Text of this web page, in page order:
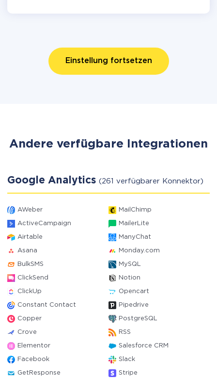
Einstellung fortsetzen
Andere verfügbare Integrationen
Google Analytics (261 verfügbarer Konnektor)
AWeber MailChimp
ActiveCampaign MailerLite
Airtable ManyChat
Asana Monday.com
BulkSMS MySQL
ClickSend Notion
ClickUp Opencart
Constant Contact Pipedrive
Copper PostgreSQL
Crove RSS
Elementor Salesforce CRM
Facebook Slack
GetResponse Stripe